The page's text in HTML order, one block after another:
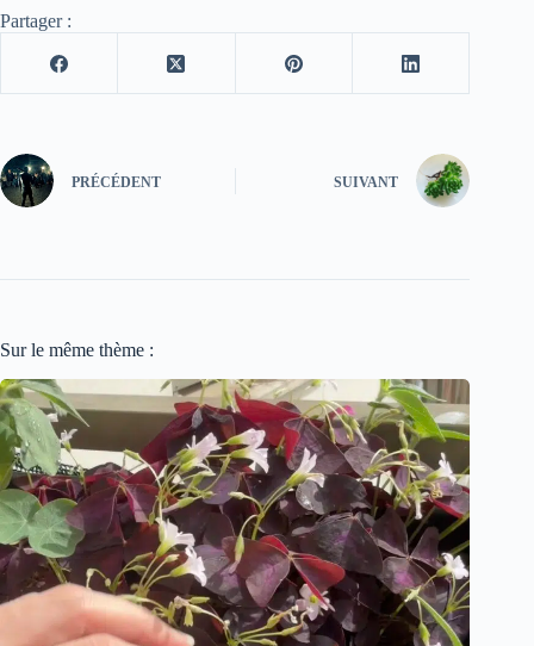
Partager :
PRÉCÉDENT SUIVANT
Sur le même thème :